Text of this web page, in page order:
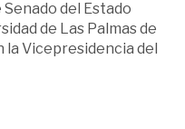
del Estado
de Las Palmas de
la Vicepresidencia del